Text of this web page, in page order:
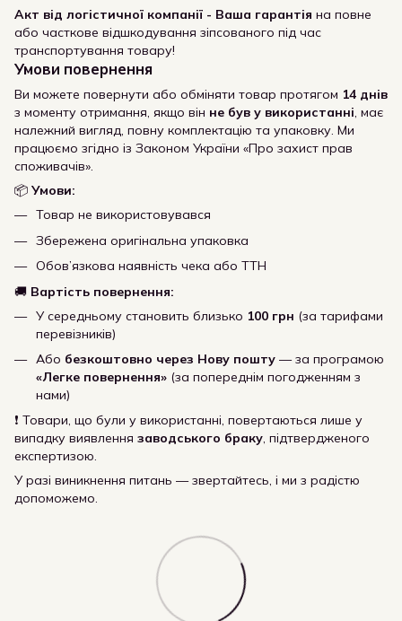
Акт від логістичної компанії - Ваша гарантія на повне
або часткове відшкодування зіпсованого під час
транспортування товару!
Умови повернення
Ви можете повернути або обміняти товар протягом 14 днів
з моменту отримання, якщо він не був у використанні, має
належний вигляд, повну комплектацію та упаковку. Ми
працюємо згідно із Законом України «Про захист прав
споживачів».
📦 Умови:
Товар не використовувався
Збережена оригінальна упаковка
Обов’язкова наявність чека або ТТН
🚚 Вартість повернення:
У середньому становить близько 100 грн (за тарифами
перевізників)
Або безкоштовно через Нову пошту — за програмою
«Легке повернення» (за попереднім погодженням з
нами)
❗ Товари, що були у використанні, повертаються лише у
випадку виявлення заводського браку, підтвердженого
експертизою.
У разі виникнення питань — звертайтесь, і ми з радістю
допоможемо.